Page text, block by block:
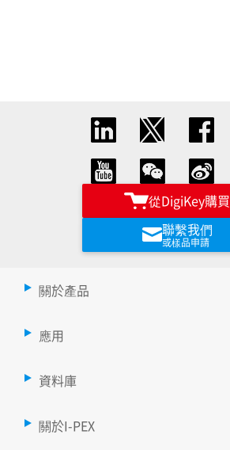
從DigiKey購買
聯繫我們
或樣品申請
關於產品
應用
資料庫
關於I-PEX